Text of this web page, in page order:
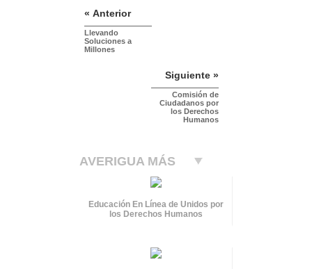
« Anterior
Llevando
Soluciones a
Millones
Siguiente »
Comisión de
Ciudadanos por
los Derechos
Humanos
AVERIGUA MÁS
Educación En Línea de Unidos por
los Derechos Humanos